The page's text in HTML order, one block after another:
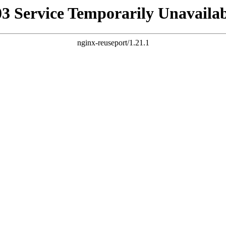
Service Temporarily
nginx-reuseport/1.21.1